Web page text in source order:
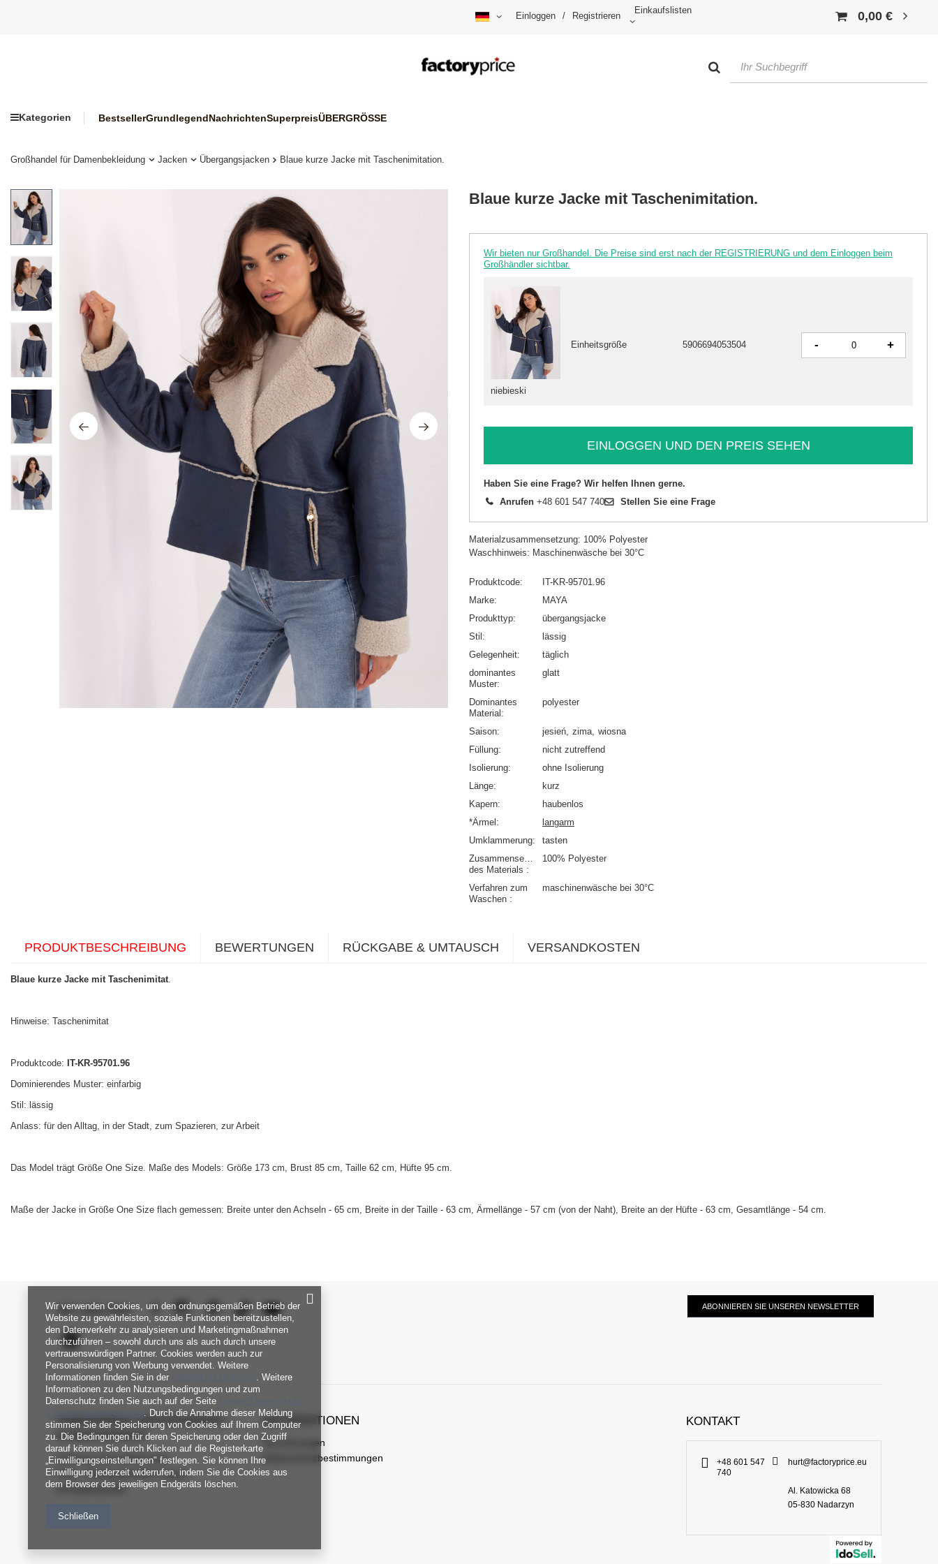
Einloggen / Registrieren
Einkaufslisten 0,00 €
Kategorien BestsellerGrundlegendNachrichtenSuperpreisÜBERGRÖSSE
Großhandel für Damenbekleidung Jacken Übergangsjacken Blaue kurze Jacke mit Taschenimitation.
Blaue kurze Jacke mit Taschenimitation.
Wir bieten nur Großhandel. Die Preise sind erst nach der REGISTRIERUNG und dem Einloggen beim
Großhändler sichtbar.
niebieski
Einheitsgröße 5906694053504 - +
EINLOGGEN UND DEN PREIS SEHEN
Haben Sie eine Frage? Wir helfen Ihnen gerne.
Anrufen +48 601 547 740 Stellen Sie eine Frage
Materialzusammensetzung: 100% Polyester
Waschhinweis: Maschinenwäsche bei 30°C
Produktcode
IT-KR-95701.96
Marke
MAYA
Produkttyp
übergangsjacke
Stil
lässig
Gelegenheit
täglich
dominantes
Muster
glatt
Dominantes
Material
polyester
Saison jesień zima wiosna
Füllung
nicht zutreffend
Isolierung
ohne Isolierung
Länge
kurz
Kapern
haubenlos
*Ärmel
langarm
Umklammerung
tasten
Zusammensetzung
des Materials
100% Polyester
Verfahren zum
Waschen
maschinenwäsche bei 30°C
PRODUKTBESCHREIBUNG BEWERTUNGEN RÜCKGABE & UMTAUSCH VERSANDKOSTEN
Blaue kurze Jacke mit Taschenimitat.
Hinweise: Taschenimitat
Produktcode: IT-KR-95701.96
Dominierendes Muster: einfarbig
Stil: lässig
Anlass: für den Alltag, in der Stadt, zum Spazieren, zur Arbeit
Das Model trägt Größe One Size. Maße des Models: Größe 173 cm, Brust 85 cm, Taille 62 cm, Hüfte 95 cm.
Maße der Jacke in Größe One Size flach gemessen: Breite unter den Achseln - 65 cm, Breite in der Taille - 63 cm, Ärmellänge - 57 cm (von der Naht), Breite an der Hüfte - 63 cm, Gesamtlänge - 54 cm.
SEI UNS NAH ABONNIEREN SIE UNSEREN NEWSLETTER
FABRIKPREIS-GROSSHANDEL-K
UNDENDIENST
Zahlung und Lieferkosten
FAQ - Häufig gestellte Fragen
Rückgabepolitik
INFORMATIONEN
Verordnungen
Datenschutzbestimmungen
KONTAKT
+48 601 547
740
hurt@factoryprice.eu
Al. Katowicka 68
05-830 Nadarzyn
Wir verwenden Cookies, um den ordnungsgemäßen Betrieb der
Website zu gewährleisten, soziale Funktionen bereitzustellen,
den Datenverkehr zu analysieren und Marketingmaßnahmen
durchzuführen – sowohl durch uns als auch durch unsere
vertrauenswürdigen Partner. Cookies werden auch zur
Personalisierung von Werbung verwendet. Weitere
Informationen finden Sie in der
. Weitere
Informationen zu den Nutzungsbedingungen und zum
Datenschutz finden Sie auch auf der Seite
& Nutzungsbedingungen . Durch die Annahme dieser Meldung
stimmen Sie der Speicherung von Cookies auf Ihrem Computer
zu. Die Bedingungen für deren Speicherung oder den Zugriff
darauf können Sie durch Klicken auf die Registerkarte
„Einwilligungseinstellungen" festlegen. Sie können Ihre
Einwilligung jederzeit widerrufen, indem Sie die Cookies aus
dem Browser des jeweiligen Endgeräts löschen.
Schließen